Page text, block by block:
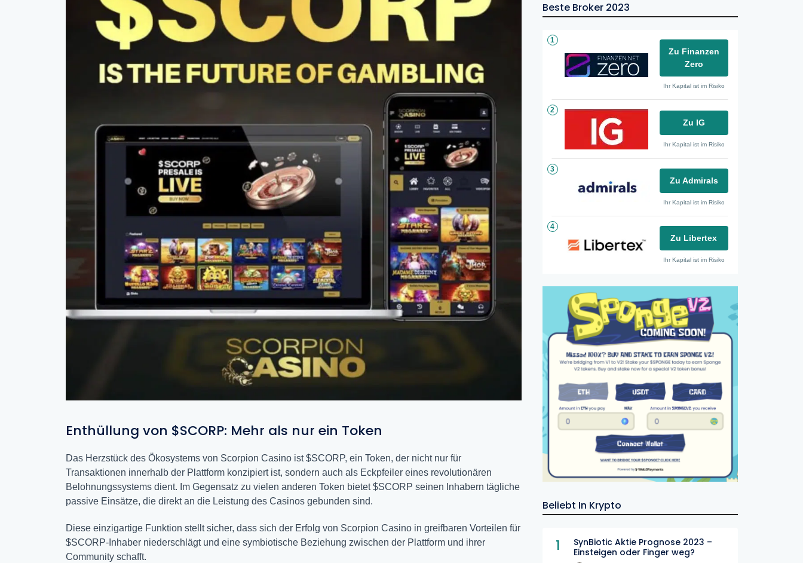
Enthüllung von $SCORP: Mehr als nur ein Token
Das Herzstück des Ökosystems von Scorpion Casino ist $SCORP, ein Token, der nicht nur für
Transaktionen innerhalb der Plattform konzipiert ist, sondern auch als Eckpfeiler eines revolutionären
Belohnungssystems dient. Im Gegensatz zu vielen anderen Token bietet $SCORP seinen Inhabern tägliche
passive Einsätze, die direkt an die Leistung des Casinos gebunden sind.
Diese einzigartige Funktion stellt sicher, dass sich der Erfolg von Scorpion Casino in greifbaren Vorteilen für
$SCORP-Inhaber niederschlägt und eine symbiotische Beziehung zwischen der Plattform und ihrer
Community schafft.
Beste Broker 2023
1
Zu Finanzen
Zero
Ihr Kapital ist im Risiko
2
Zu IG
Ihr Kapital ist im Risiko
3
Zu Admirals
Ihr Kapital ist im Risiko
4
Zu Libertex
Ihr Kapital ist im Risiko
Beliebt In Krypto
1
SynBiotic Aktie Prognose 2023 –
Einsteigen oder Finger weg?